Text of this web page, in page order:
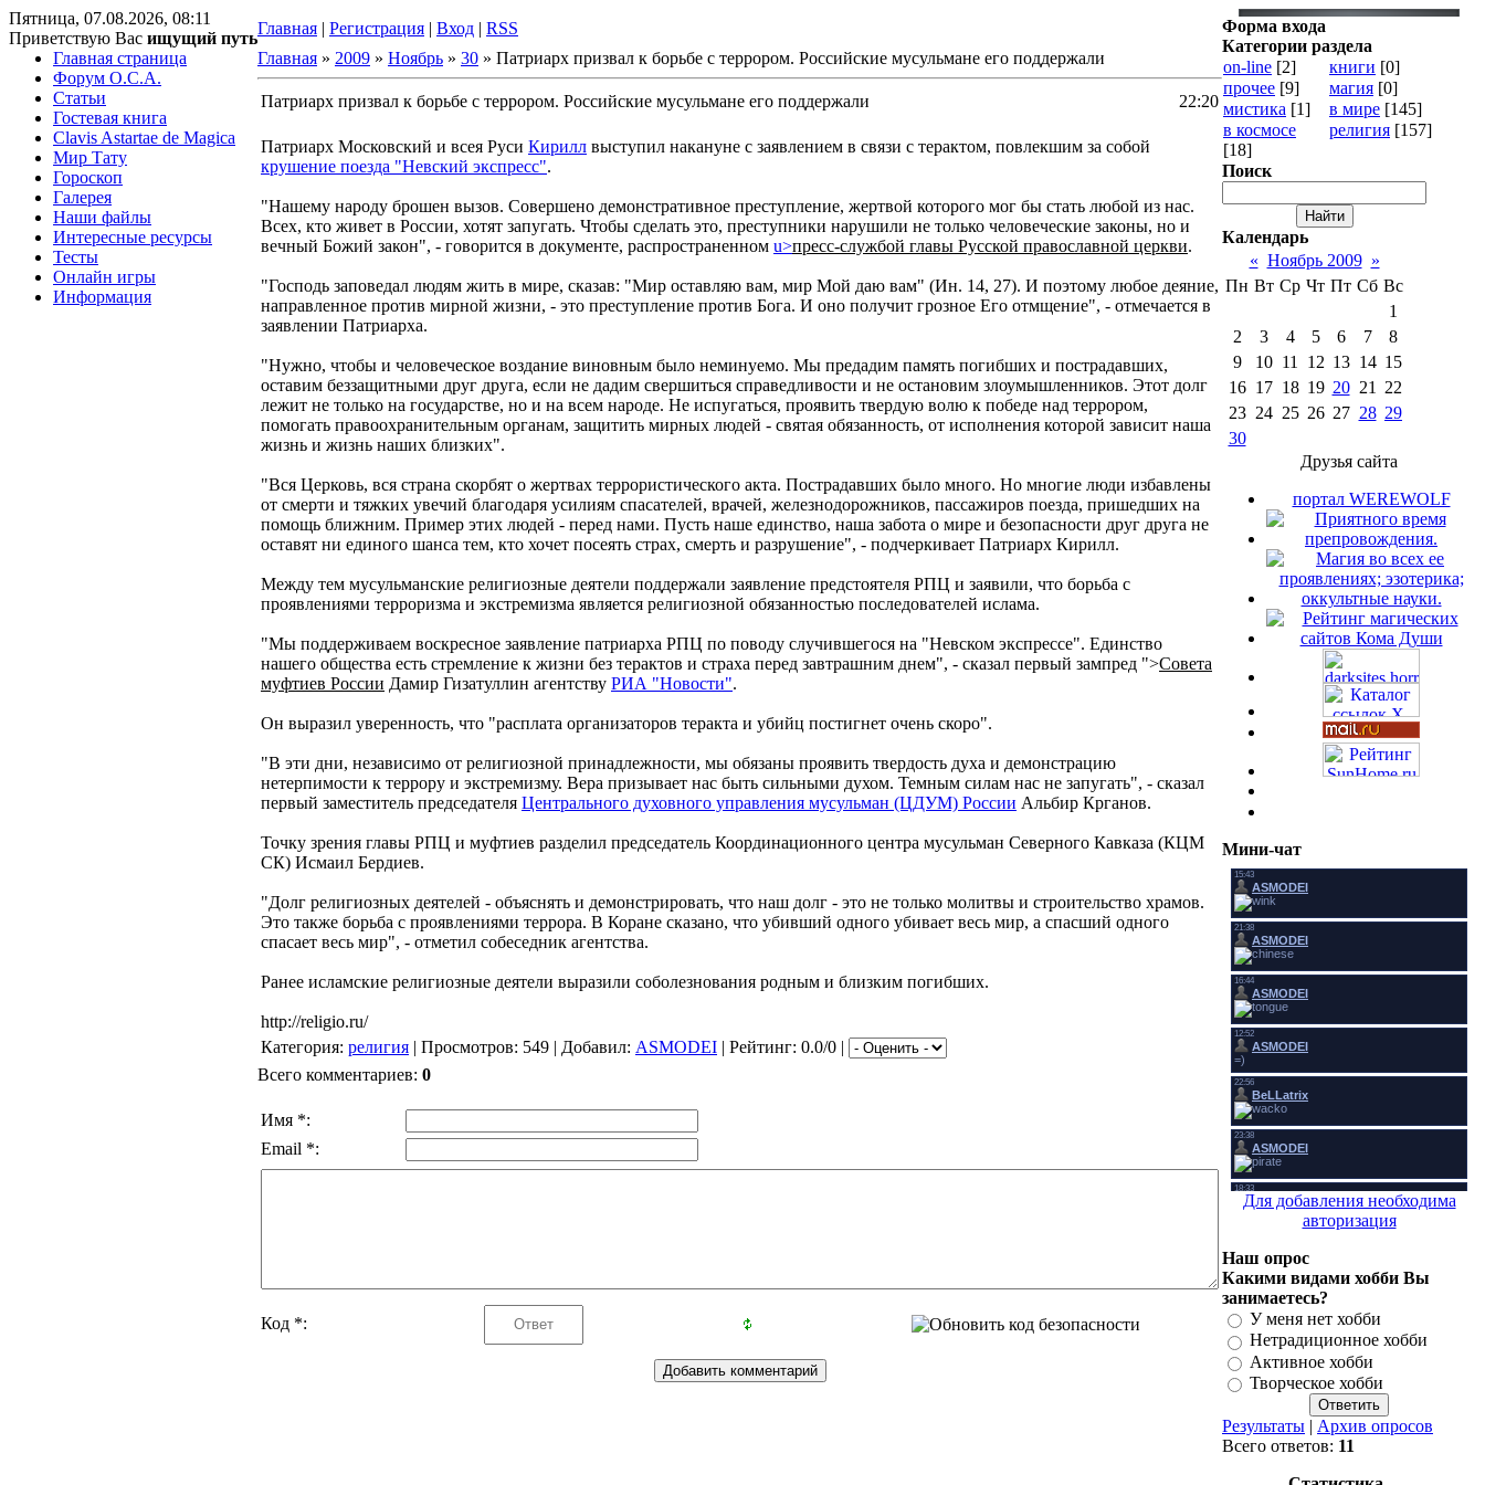
Пятница, 07.08.2026, 08:11
Приветствую Вас ищущий путь
Главная | Регистрация | Вход | RSS
Главная страница
Форум O.C.A.
Статьи
Гостевая книга
Clavis Astartae de Magica
Мир Тату
Гороскоп
Галерея
Наши файлы
Интересные ресурсы
Тесты
Онлайн игры
Информация
Главная » 2009 » Ноябрь » 30 » Патриарх призвал к борьбе с террором. Российские мусульмане его поддержали
Патриарх призвал к борьбе с террором. Российские мусульмане его поддержали 22:20
Патриарх Московский и всея Руси Кирилл выступил накануне с заявлением в связи с терактом, повлекшим за собой
крушение поезда "Невский экспресс".
"Нашему народу брошен вызов. Совершено демонстративное преступление, жертвой которого мог бы стать любой из нас.
Всех, кто живет в России, хотят запугать. Чтобы сделать это, преступники нарушили не только человеческие законы, но и
вечный Божий закон", - говорится в документе, распространенном u>пресс-службой главы Русской православной церкви.
"Господь заповедал людям жить в мире, сказав: "Мир оставляю вам, мир Мой даю вам" (Ин. 14, 27). И поэтому любое деяние,
направленное против мирной жизни, - это преступление против Бога. И оно получит грозное Его отмщение", - отмечается в
заявлении Патриарха.
"Нужно, чтобы и человеческое воздание виновным было неминуемо. Мы предадим память погибших и пострадавших,
оставим беззащитными друг друга, если не дадим свершиться справедливости и не остановим злоумышленников. Этот долг
лежит не только на государстве, но и на всем народе. Не испугаться, проявить твердую волю к победе над террором,
помогать правоохранительным органам, защитить мирных людей - святая обязанность, от исполнения которой зависит наша
жизнь и жизнь наших близких".
"Вся Церковь, вся страна скорбят о жертвах террористического акта. Пострадавших было много. Но многие люди избавлены
от смерти и тяжких увечий благодаря усилиям спасателей, врачей, железнодорожников, пассажиров поезда, пришедших на
помощь ближним. Пример этих людей - перед нами. Пусть наше единство, наша забота о мире и безопасности друг друга не
оставят ни единого шанса тем, кто хочет посеять страх, смерть и разрушение", - подчеркивает Патриарх Кирилл.
Между тем мусульманские религиозные деятели поддержали заявление предстоятеля РПЦ и заявили, что борьба с
проявлениями терроризма и экстремизма является религиозной обязанностью последователей ислама.
"Мы поддерживаем воскресное заявление патриарха РПЦ по поводу случившегося на "Невском экспрессе". Единство
нашего общества есть стремление к жизни без терактов и страха перед завтрашним днем", - сказал первый зампред ">Совета
муфтиев России Дамир Гизатуллин агентству РИА "Новости".
Он выразил уверенность, что "расплата организаторов теракта и убийц постигнет очень скоро".
"В эти дни, независимо от религиозной принадлежности, мы обязаны проявить твердость духа и демонстрацию
нетерпимости к террору и экстремизму. Вера призывает нас быть сильными духом. Темным силам нас не запугать", - сказал
первый заместитель председателя Центрального духовного управления мусульман (ЦДУМ) России Альбир Крганов.
Точку зрения главы РПЦ и муфтиев разделил председатель Координационного центра мусульман Северного Кавказа (КЦМ
СК) Исмаил Бердиев.
"Долг религиозных деятелей - объяснять и демонстрировать, что наш долг - это не только молитвы и строительство храмов.
Это также борьба с проявлениями террора. В Коране сказано, что убивший одного убивает весь мир, а спасший одного
спасает весь мир", - отметил собеседник агентства.
Ранее исламские религиозные деятели выразили соболезнования родным и близким погибших.
http://religio.ru/
Категория: религия | Просмотров: 549 | Добавил: ASMODEI | Рейтинг: 0.0/0 |
Всего комментариев: 0
Имя *:
Email *:
Код *:
Форма входа
Категории раздела
on-line [2] книги [0]
прочее [9] магия [0]
мистика [1] в мире [145]
в космосе
[18]
религия [157]
Поиск
Календарь
« Ноябрь 2009 »
Пн Вт Ср Чт Пт Сб Вс
1
2
3 4 5 6 7
8
9
10 11 12 13 14 15
16 17 18 19 20 21
22
23 24 25 26 27 28 29
30
Друзья сайта
портал WEREWOLF
Мини-чат
Для добавления необходима
авторизация
Наш опрос
Какими видами хобби Вы
занимаетесь?
У меня нет хобби
Нетрадиционное хобби
Активное хобби
Творческое хобби
Результаты | Архив опросов
Всего ответов: 11